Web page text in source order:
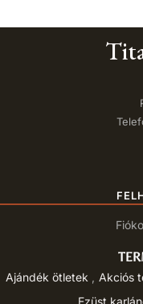
Ajándék ötletek Akciós
Ezüst